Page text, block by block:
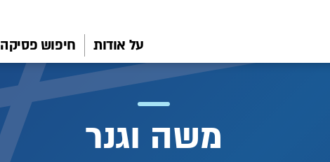
על אודות חיפוש פסיקה
משה וגנר